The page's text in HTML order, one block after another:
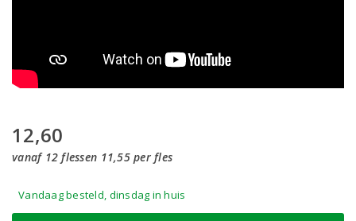
12,60
vanaf 12 flessen 11,55 per fles
Vandaag besteld, dinsdag in huis